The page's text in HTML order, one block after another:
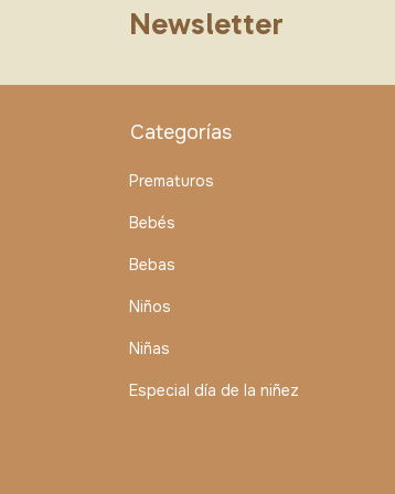
Newsletter
Categorías
Prematuros
Bebés
Bebas
Niños
Niñas
Especial día de la niñez